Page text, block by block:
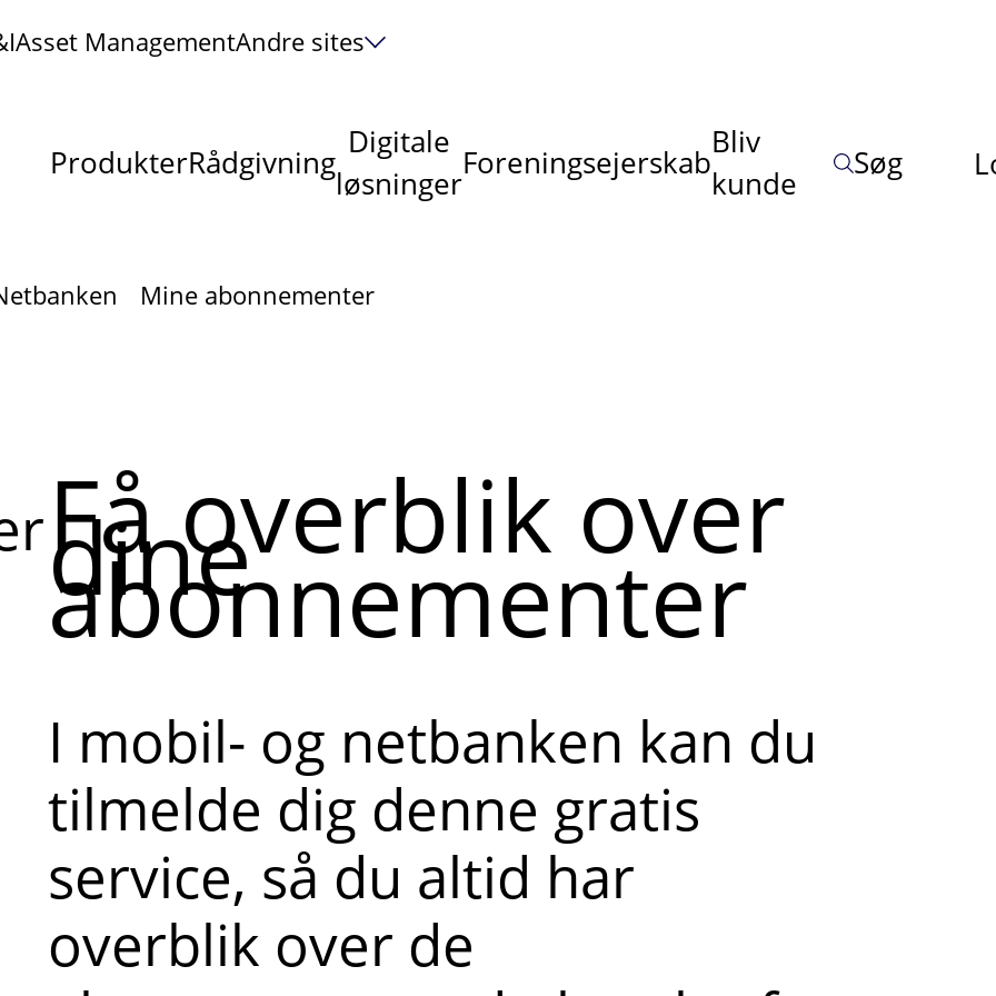
Asset ManagementAndre sites
ProdukterRådgivning
Digitale
løsninger
Foreningsejerskab
Bliv
kunde
Søg
Mine abonnementer
Få overblik over
dine
abonnementer
I mobil- og netbanken kan du
tilmelde dig denne gratis
service, så du altid har
overblik over de